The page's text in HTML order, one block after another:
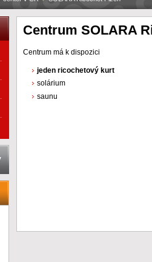
Centrum SOLARA
Centrum má k dispozici
jeden ricochetový kurt
solárium
saunu